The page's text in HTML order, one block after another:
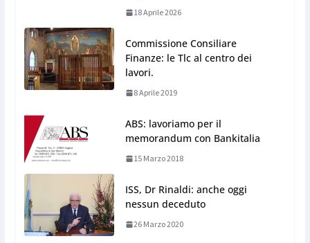
18 Aprile 2026
Commissione Consiliare
Finanze: le Tlc al centro dei
lavori.
8 Aprile 2019
ABS: lavoriamo per il
memorandum con Bankitalia
15 Marzo 2018
ISS, Dr Rinaldi: anche oggi
nessun deceduto
26 Marzo 2020